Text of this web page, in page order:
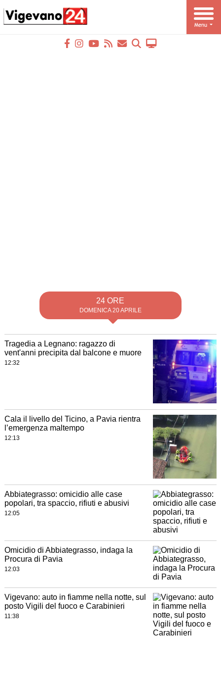
24 ORE
DOMENICA 20 APRILE
Tragedia a Legnano: ragazzo di
vent'anni precipita dal balcone e muore
12:32
Cala il livello del Ticino, a Pavia rientra
l’emergenza maltempo
12:13
Abbiategrasso: omicidio alle case
popolari, tra spaccio, rifiuti e abusivi
12:05
Omicidio di Abbiategrasso, indaga la
Procura di Pavia
12:03
Vigevano: auto in fiamme nella notte, sul
posto Vigili del fuoco e Carabinieri
11:38